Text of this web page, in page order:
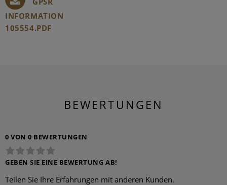
INFORMATION
105554.PDF
BEWERTUNGEN
0 VON 0 BEWERTUNGEN
GEBEN SIE EINE BEWERTUNG AB!
Teilen Sie Ihre Erfahrungen mit anderen Kunden.